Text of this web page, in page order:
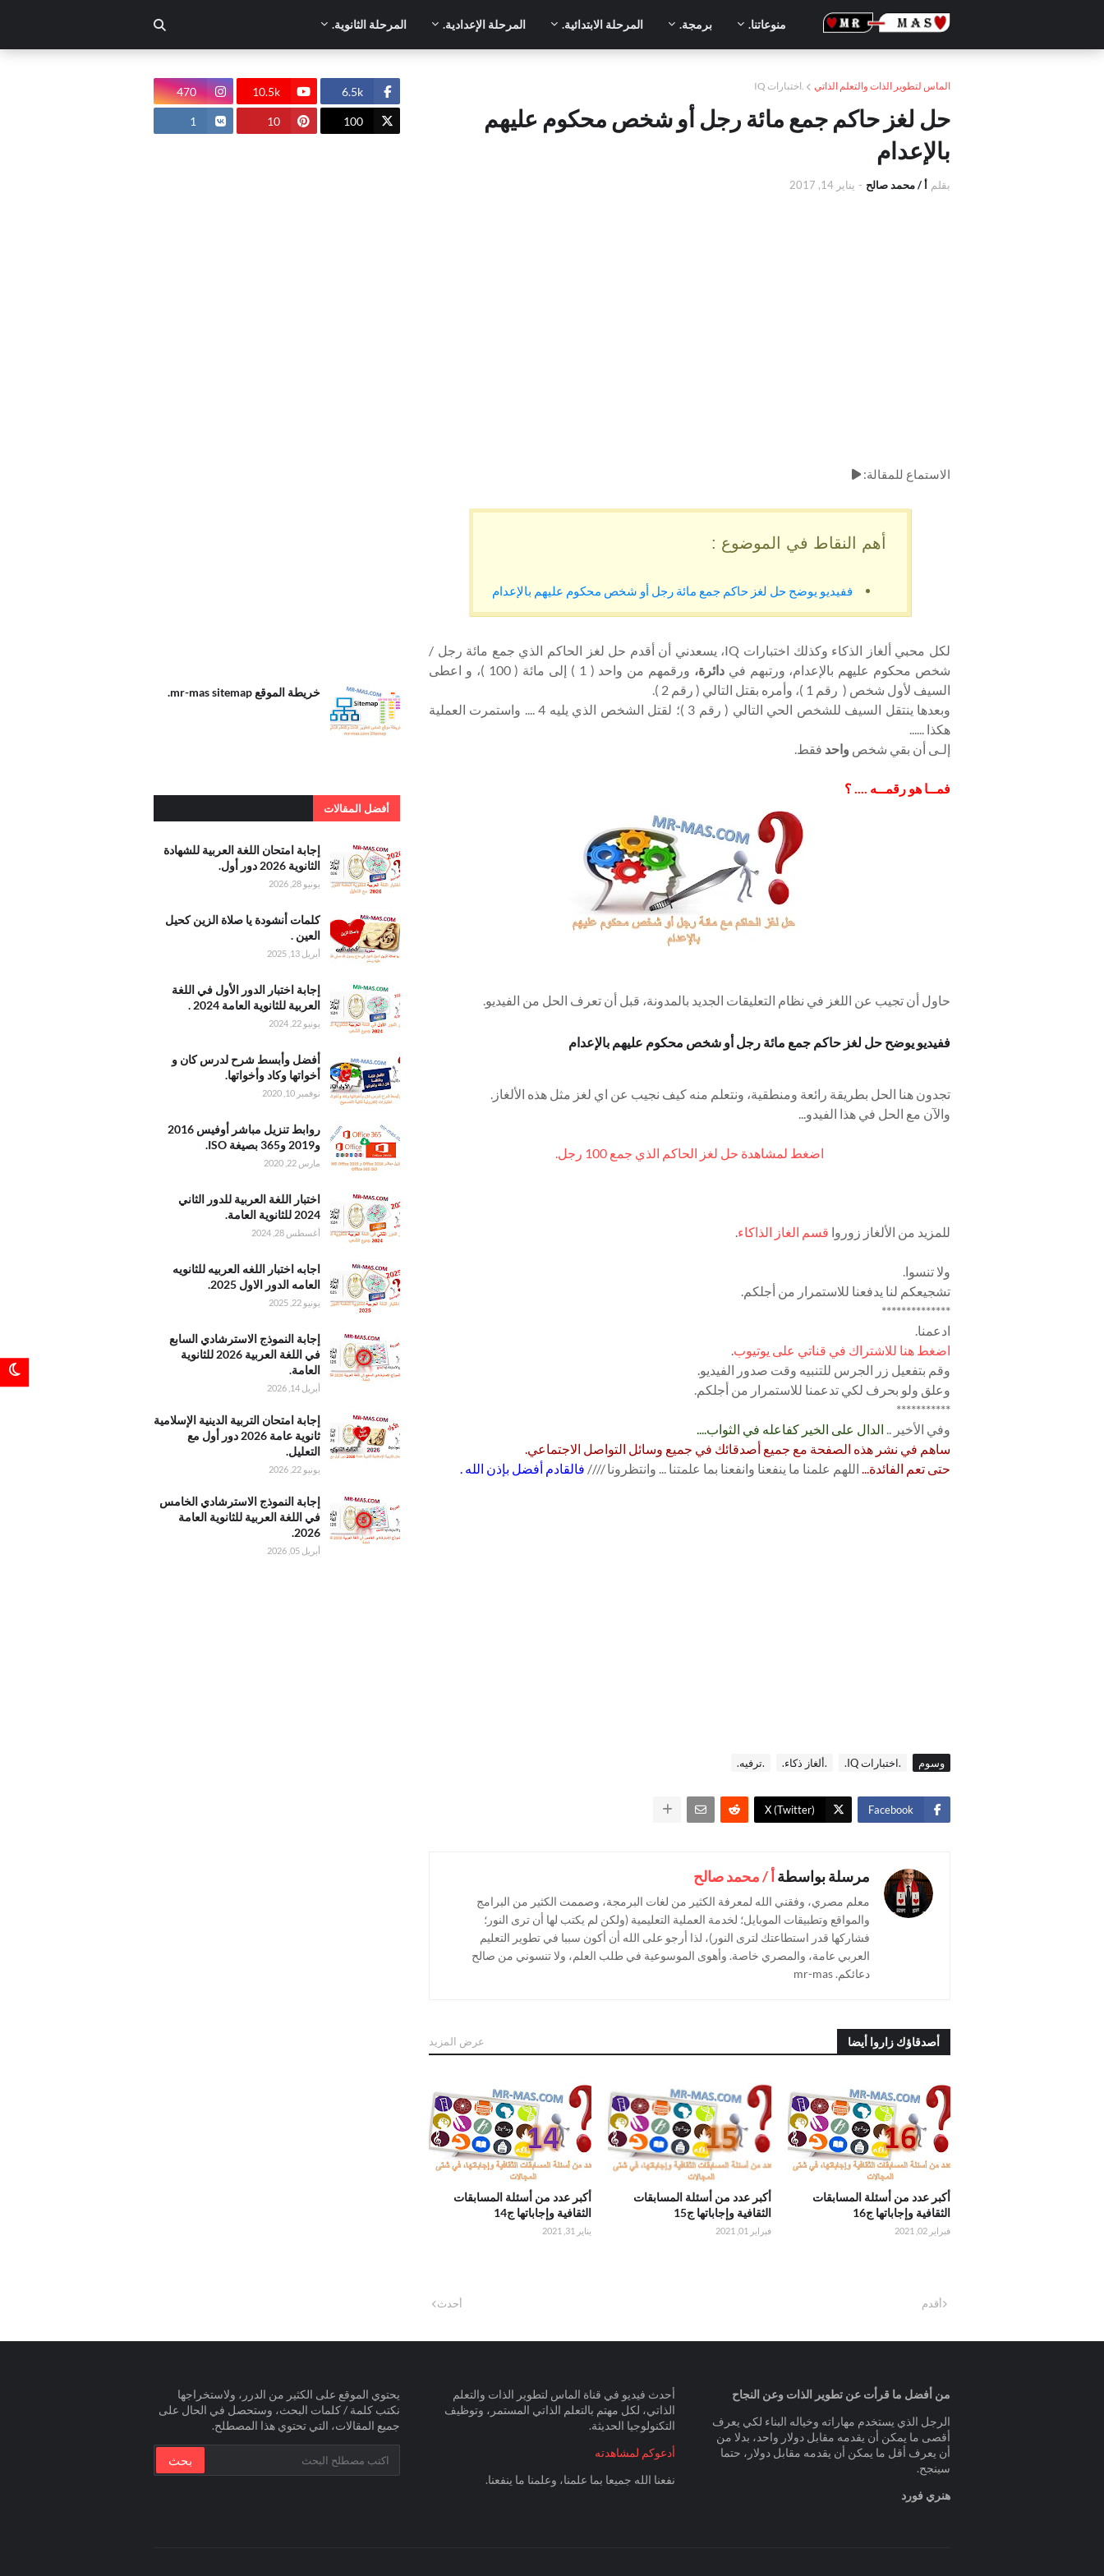
منوعاتنا. برمجة. المرحلة الابتدائية. المرحلة الإعدادية. المرحلة الثانوية.
الماس لتطوير الذات والتعلم الذاتي .اختبارات IQ
حل لغز حاكم جمع مائة رجل أو شخص محكوم عليهم
بالإعدام
بقلم أ / محمد صالح - يناير 14, 2017
الاستماع للمقالة:
أهم النقاط في الموضوع :
ففيديو يوضح حل لغز حاكم جمع مائة رجل أو شخص محكوم عليهم بالإعدام
لكل محبيألغاز الذكاء وكذلك
اختبارات IQ، يسعدني أن أقدم حل لغز الحاكم الذي جمع مائة رجل /
شخص محكوم عليهم بالإعدام، ورتبهم فيدائرة، ورقمهم من واحد ( 1 ) إلى مائة ( 100 )،
و اعطى
السيف لأول شخص ( رقم 1 )، وأمره بقتل التالي ( رقم 2 ).
وبعدها ينتقل السيف للشخص الحي التالي ( رقم 3 )؛
لقتل الشخص الذي يليه 4 .... واستمرت العملية
هكذا ......
إلـى أن بقي شخص واحد فقط.
فمــا هو رقمــه .... ؟
حاول أن تجيب عن اللغز في نظام التعليقات الجديد بالمدونة، قبل أن تعرف الحل من الفيديو.
ففيديو يوضح حل لغز حاكم جمع مائة رجل أو شخص محكوم عليهم بالإعدام
تجدون هنا الحل بطريقة رائعة ومنطقية، ونتعلم منه كيف نجيب عن اي لغز مثل هذه الألغاز.
والآن مع الحل في هذا الفيدو...
اضغط لمشاهدة حل لغز الحاكم الذي جمع 100 رجل.
للمزيد من الألغاز زوروا قسم الغاز الذاكاء.
ولا تنسوا.
تشجيعكم لنا يدفعنا للاستمرار من أجلكم.
**************
ادعمنا.
اضغط هنا للاشتراك في قناتي على يوتيوب.
وقم بتفعيل زر الجرس للتنبيه وقت صدور الفيديو.
وعلق ولو بحرف لكي تدعمنا للاستمرار من أجلكم.
***********
وفي الأخير .. الدال على الخير كفاعله في الثواب....
ساهم في نشر هذه الصفحة مع جميع أصدقائك في جميع وسائل التواصل الاجتماعي.
حتى تعم الفائدة... اللهم علمنا ما ينفعنا وانفعنا بما علمتنا ... وانتظرونا //// فالقادم أفضل بإذن الله .
وسوم .اختبارات IQ. .ألغاز ذكاء. .ترفيه.
Facebook
X (Twitter)
مرسلة بواسطةأ / محمد صالح
معلم مصري، وفقني الله لمعرفة الكثير من لغات البرمجة، وصممت الكثير من البرامج
والمواقع وتطبيقات الموبايل؛ لخدمة العملية التعليمية (ولكن لم يكتب لها أن ترى النور؛
فشاركها قدر استطاعتك لترى النور)، لذا أرجو على الله أن أكون سببا في تطوير التعليم
العربي عامة، والمصري خاصة. وأهوى الموسوعية في طلب العلم، ولا تنسوني من صالح
دعائكم. mr-mas
أصدقاؤك زاروا أيضا عرض المزيد
.أكبر عدد من أسئلة المسابقات
الثقافية وإجاباتها ج16
أكبر عدد من أسئلة المسابقات
الثقافية وإجاباتها ج16
فبراير 02, 2021
.أكبر عدد من أسئلة المسابقات
الثقافية وإجاباتها ج15
أكبر عدد من أسئلة المسابقات
الثقافية وإجاباتها ج15
فبراير 01, 2021
.أكبر عدد من أسئلة المسابقات
الثقافية وإجاباتها ج14
أكبر عدد من أسئلة المسابقات
الثقافية وإجاباتها ج14
يناير 31, 2021
أحدث أقدم
6.5k
10.5k
470
100
10
1
.خريطة الموقع
mr-mas
sitemap
خريطة الموقع mr-mas sitemap.
أفضل المقالات
. إجابة امتحان
اللغة العربية
للشهادة
الثانوية 2026
دور أول
إجابة امتحان اللغة العربية للشهادة
الثانوية 2026 دور أول.
يونيو 28, 2026
.كلمات أنشودة
يا صلاة الزين
كحيل العين
كلمات أنشودة يا صلاة الزين كحيل
العين .
أبريل 13, 2025
.إجابة اختبار
الدور الأول في
اللغة العربية
للثانوية العامة
إجابة اختبار الدور الأول في اللغة
العربية للثانوية العامة 2024 .
يونيو 22, 2024
.أفضل وأبسط
شرح لدرس
كان و أخواتها
وكاد وأخواتها
أفضل وأبسط شرح لدرس كان و
أخواتها وكاد وأخواتها.
نوفمبر 10, 2020
. روابط تنزيل
مباشر أوفيس
2016 و2019
روابط تنزيل مباشر أوفيس 2016
و2019 و365 بصيغة ISO.
مارس 22, 2020
.اختبار اللغة
العربية للدور
الثاني 2024
للثانوية العامة
اختبار اللغة العربية للدور الثاني
2024 للثانوية العامة.
أغسطس 28, 2024
.اجابه اختبار
اللغه العربيه
للثانويه العامه
الدور الاول
اجابه اختبار اللغه العربيه للثانويه
العامه الدور الاول 2025.
يونيو 22, 2025
.إجابة النموذج
الاسترشادي
السابع في
اللغة العربية
العامة
إجابة النموذج الاسترشادي السابع
في اللغة العربية 2026 للثانوية
العامة.
أبريل 14, 2026
.إجابة امتحان
التربية الدينية
الإسلامية
مع التعليل
إجابة امتحان التربية الدينية الإسلامية
ثانوية عامة 2026 دور أول مع
التعليل.
يونيو 22, 2026
. إجابة النموذج
الاسترشادي
الخامس في
اللغة العربية
إجابة النموذج الاسترشادي الخامس
في اللغة العربية للثانوية العامة
2026.
أبريل 05, 2026
من أفضل ما قرأت عن تطوير الذات وعن النجاح
الرجل الذي يستخدم مهاراته وخياله البناء لكي يعرف
أقصى ما يمكن أن يقدمه مقابل دولار واحد، بدلا من
أن يعرف أقل ما يمكن أن يقدمه مقابل دولار، حتما
سينجح.
هنري فورد
أحدث فيديو في قناة الماس لتطوير الذات والتعلم
الذاتي، لكل مهتم بالتعلم الذاتي المستمر، وتوظيف
التكنولوجيا الحديثة.
أدعوكم لمشاهدته
نفعنا الله جميعا بما علمنا، وعلمنا ما ينفعنا.
يحتوي الموقع على الكثير من الدرر، ولاستخراجها
نكتب كلمة / كلمات البحث، وستحصل في الحال على
جميع المقالات، التي تحتوي هذا المصطلح.